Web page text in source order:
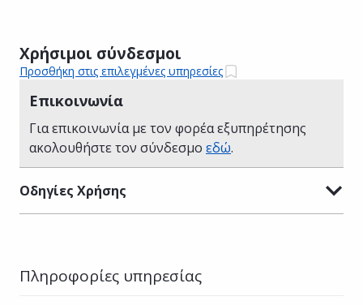
Χρήσιμοι σύνδεσμοι
Προσθήκη στις επιλεγμένες υπηρεσίες
Επικοινωνία
Για επικοινωνία με τον φορέα εξυπηρέτησης
ακολουθήστε τον σύνδεσμο εδώ.
Οδηγίες Χρήσης
Πληροφορίες υπηρεσίας